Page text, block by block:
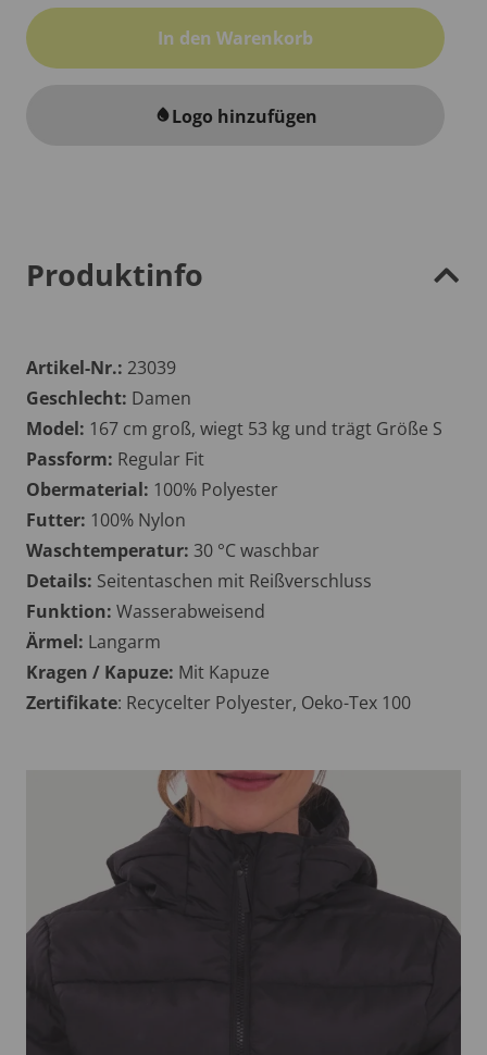
In den Warenkorb
water_dropLogo hinzufügen
Produktinfo
Artikel-Nr.: 23039
Geschlecht: Damen
Model: 167 cm groß, wiegt 53 kg und trägt Größe S
Passform: Regular Fit
Obermaterial: 100% Polyester
Futter: 100% Nylon
Waschtemperatur: 30 °C waschbar
Details: Seitentaschen mit Reißverschluss
Funktion: Wasserabweisend
Ärmel: Langarm
Kragen / Kapuze: Mit Kapuze
Zertifikate: Recycelter Polyester, Oeko-Tex 100